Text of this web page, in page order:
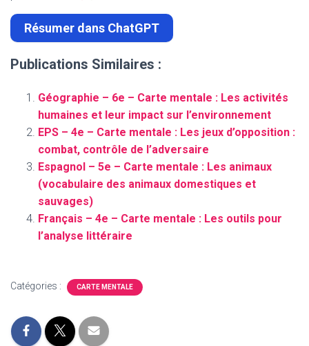
Résumer dans ChatGPT
Publications Similaires :
Géographie – 6e – Carte mentale : Les activités
humaines et leur impact sur l’environnement
EPS – 4e – Carte mentale : Les jeux d’opposition :
combat, contrôle de l’adversaire
Espagnol – 5e – Carte mentale : Les animaux
(vocabulaire des animaux domestiques et
sauvages)
Français – 4e – Carte mentale : Les outils pour
l’analyse littéraire
Catégories : CARTE MENTALE